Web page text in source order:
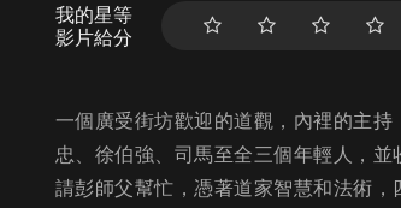
我的星等
影片給分
一個廣受街坊歡迎的道觀，內裡的主
忠、徐伯強、司馬至全三個年輕人，
請彭師父幫忙，憑著道家智慧和法術